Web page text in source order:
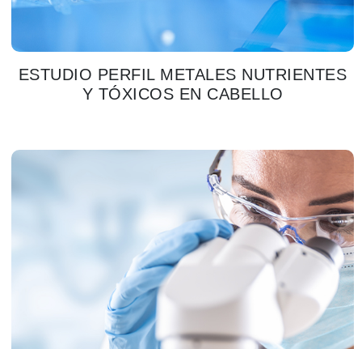
ESTUDIO PERFIL METALES NUTRIENTES
Y TÓXICOS EN CABELLO